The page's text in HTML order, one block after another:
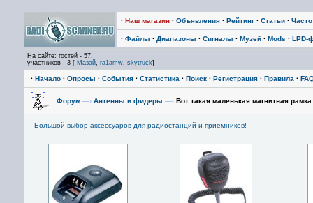
· Наш магазин · Объявления · Рейтинг · Статьи ·
· Файлы · Диапазоны · Сигналы · Музей · Mods · LPD-
На сайте: гостей - 57,
участников - 3 [ Мазай, ra1amw, skytruck]
· Начало · Опросы · События · Статистика · Поиск · Регистрация · Правила ·
Форум —› Антенны и фидеры —› Вот такая маленькая магнитная рамка
Большой выбор аксессуаров для радиостанций и приемников!